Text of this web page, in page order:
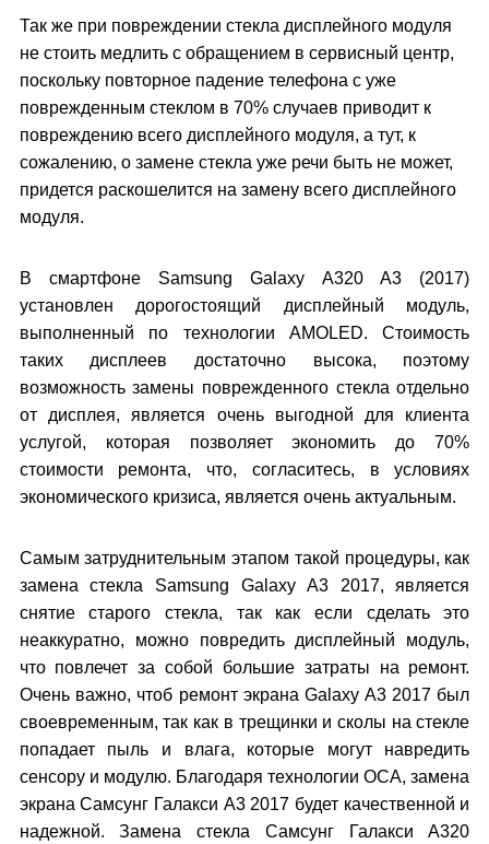
Так же при повреждении стекла дисплейного модуля
не стоить медлить с обращением в сервисный центр,
поскольку повторное падение телефона с уже
поврежденным стеклом в 70% случаев приводит к
повреждению всего дисплейного модуля, а тут, к
сожалению, о замене стекла уже речи быть не может,
придется раскошелится на замену всего дисплейного
модуля.
В смартфоне Samsung Galaxy A320 A3 (2017)
установлен дорогостоящий дисплейный модуль,
выполненный по технологии AMOLED. Стоимость
таких дисплеев достаточно высока, поэтому
возможность замены поврежденного стекла отдельно
от дисплея, является очень выгодной для клиента
услугой, которая позволяет экономить до 70%
стоимости ремонта, что, согласитесь, в условиях
экономического кризиса, является очень актуальным.
Самым затруднительным этапом такой процедуры, как
замена стекла Samsung Galaxy A3 2017, является
снятие старого стекла, так как если сделать это
неаккуратно, можно повредить дисплейный модуль,
что повлечет за собой большие затраты на ремонт.
Очень важно, чтоб ремонт экрана Galaxy A3 2017 был
своевременным, так как в трещинки и сколы на стекле
попадает пыль и влага, которые могут навредить
сенсору и модулю. Благодаря технологии ОСА, замена
экрана Самсунг Галакси А3 2017 будет качественной и
надежной. Замена стекла Самсунг Галакси А320